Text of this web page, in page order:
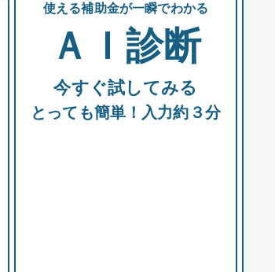
使える補助金が一瞬でわかる
ＡＩ診断
今すぐ試してみる
とっても簡単！入力約３分